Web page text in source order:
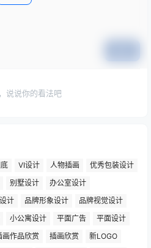
说说你的看法吧
VI设计 人物插画
优秀包装设计
别墅设计
办公室设计
计 品牌形象设计
品牌视觉设计
小公寓设计 平面广告
平面设计
画作品欣赏 插画欣赏
新LOGO